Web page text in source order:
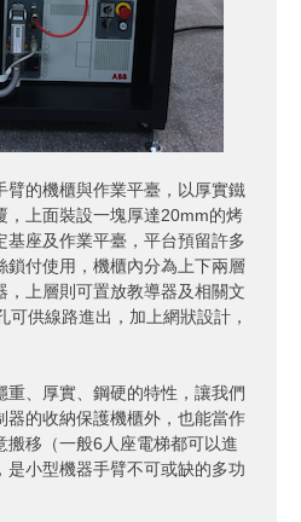
臂的機櫃與作業平臺，以厚實鐵
，上面裝設一塊厚達20mm的烤
基座及作業平臺，平台預留許多
鎖付使用，機櫃內分為上下兩層
，上層則可置放教導器及相關文
供線路進出，加上網狀設計，
重、厚實、鋼硬的特性，讓我們
器的收納保護機櫃外，也能當作
搬移（一般6人座電梯都可以進
是小型機器手臂不可或缺的多功